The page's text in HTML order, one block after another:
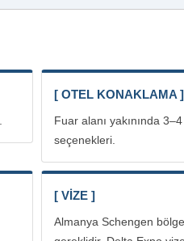
[ OTEL KONAKLAMA ]
Fuar alanı yakınında
seçenekleri.
[ VİZE ]
Almanya Schengen